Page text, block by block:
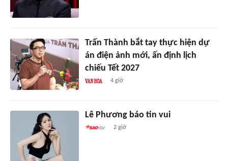
Trấn Thành bắt tay thực hiện dự
án điện ảnh mới, ấn định lịch
chiếu Tết 2027
4 giờ
Lê Phương báo tin vui
2 giờ